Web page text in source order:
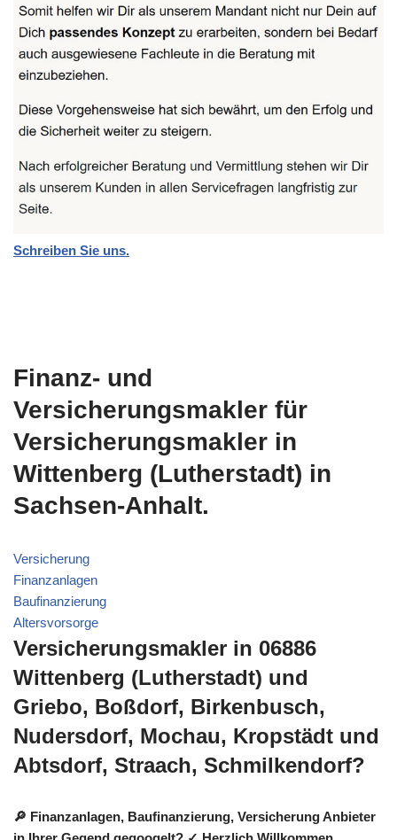
Schreiben Sie uns.
Finanz- und
Versicherungsmakler für
Versicherungsmakler in
Wittenberg (Lutherstadt) in
Sachsen-Anhalt.
Versicherung
Finanzanlagen
Baufinanzierung
Altersvorsorge
Versicherungsmakler in 06886
Wittenberg (Lutherstadt) und
Griebo, Boßdorf, Birkenbusch,
Nudersdorf, Mochau, Kropstädt und
Abtsdorf, Straach, Schmilkendorf?
🔎 Finanzanlagen, Baufinanzierung, Versicherung Anbieter